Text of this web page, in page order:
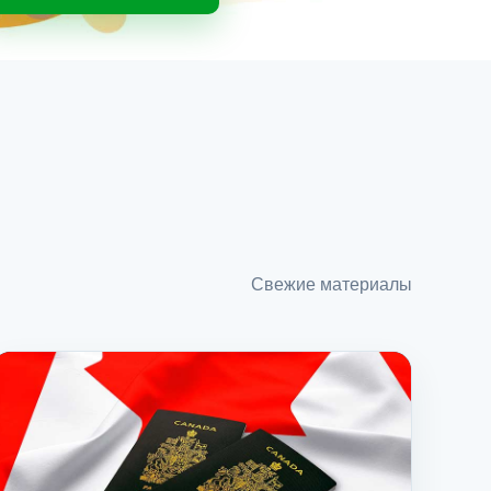
Свежие материалы